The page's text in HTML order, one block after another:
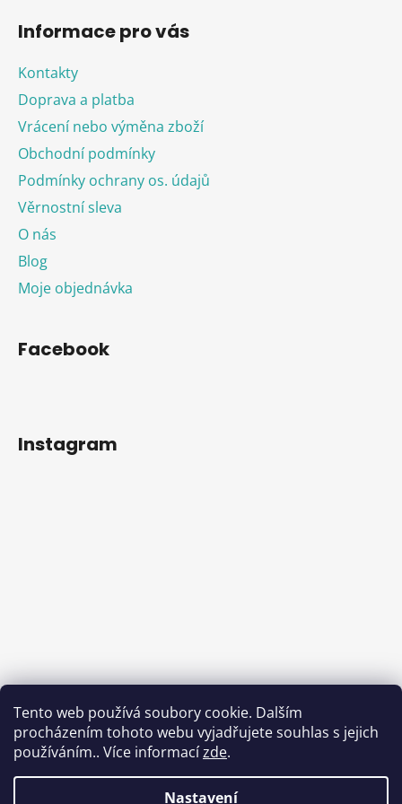
Tento web používá soubory cookie. Dalším
procházením tohoto webu vyjadřujete souhlas s jejich
používáním.. Více informacízde.
Nastavení
Informace pro vás
Kontakty
Doprava a platba
Vrácení nebo výměna zboží
Obchodní podmínky
Podmínky ochrany os. údajů
Věrnostní sleva
O nás
Blog
Moje objednávka
Facebook
Instagram